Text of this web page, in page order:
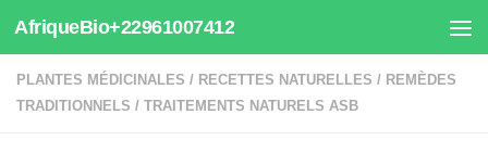
Au dessous du contenu
AfriqueBio+22961007412
PLANTES MÉDICINALES / RECETTES NATURELLES / REMÈDES
TRADITIONNELS / TRAITEMENTS NATURELS ASB